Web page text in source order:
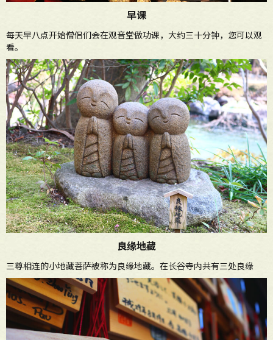
早课
每天早八点开始僧侣们会在观音堂做功课，大约三十分钟，您可以观
看。
良缘地藏
三尊相连的小地藏菩萨被称为良缘地藏。在长谷寺内共有三处良缘